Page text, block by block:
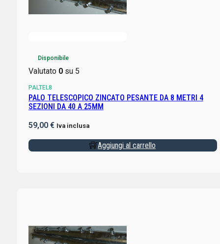
Disponibile
Valutato 0su 5
PALTEL8
PALO TELESCOPICO ZINCATO PESANTE DA 8 METRI 4
SEZIONI DA 40 A 25MM
59,00 € Iva inclusa
Aggiungi al carrello